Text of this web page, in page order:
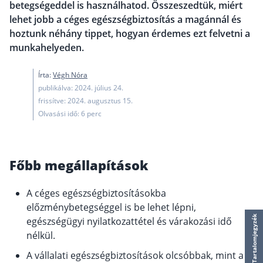
működése
Egyszerű Állami Nyugdíjkalkulátor
Önkéntes Nyugdíjpénztárak hozamai
Nyugdíjbiztosítás vagy NYESZ? Melyik a jobb?
Melyik a legolcsóbb nyugdíjbiztosítás?
KATA Nyugdíj: így használd ki az
Nyugdíjbiztosítás hozamok
Nyugdíjbiztosítás költségek
Életbiztosítások
betegségeddel is használhatod. Összeszedtük, miért
lehet jobb a céges egészségbiztosítás a magánnál és
hoztunk néhány tippet, hogyan érdemes ezt felvetni a
munkahelyeden.
Írta:Végh Nóra
publikálva: 2024. július 24.
frissítve: 2024. augusztus 15.
Olvasási idő: 6 perc
Főbb megállapítások
A céges egészségbiztosításokba
előzménybetegséggel is be lehet lépni,
egészségügyi nyilatkozattétel és várakozási idő
nélkül.
A vállalati egészségbiztosítások olcsóbbak, mint a
Tartalomjegyzék